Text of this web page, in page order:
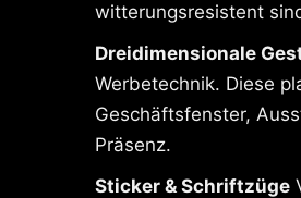
witterungsresistent
Dreidimensionale
Werbetechnik. Diese
Geschäftsfenster,
Präsenz.
Sticker & Schriftzüge